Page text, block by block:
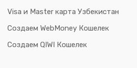
Visa и Master карта Узбекистан
Создаем WebMoney Кошелек
Создаем QIWI Кошелек